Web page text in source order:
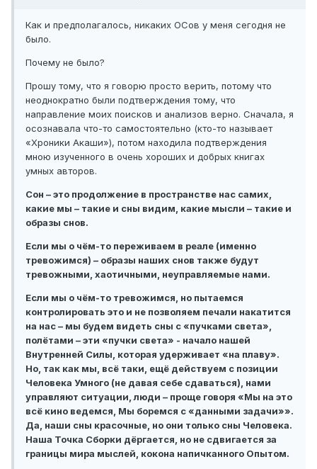
Как и предполагалось, никаких ОСов у меня сегодня не
было.
Почему не было?
Прошу тому, что я говорю просто верить, потому что
неоднократно были подтверждения тому, что
направление моих поисков и анализов верно. Сначала, я
осознавала что-то самостоятельно (кто-то называет
«Хроники Акаши»), потом находила подтверждения
мною изученного в очень хороших и добрых книгах
умных авторов.
Сон – это продолжение в пространстве нас самих,
какие мы – такие и сны видим, какие мысли – такие и
образы снов.
Если мы о чём-то переживаем в реале (именно
тревожимся) – образы наших снов также будут
тревожными, хаотичными, неуправляемые нами.
Если мы о чём-то тревожимся, но пытаемся
контролировать это и не позволяем печали накатится
на нас – мы будем видеть сны с «пучками света»,
полётами – эти «пучки света» - начало нашей
Внутренней Силы, которая удерживает «на плаву».
Но, так как мы, всё таки, ещё действуем с позиции
Человека Умного (не давая себе сдаваться), нами
управляют ситуации, люди – проще говоря «Мы на это
всё кино ведемся, Мы боремся с «данными задачи»».
Да, наши сны красочные, но они только сны Человека.
Наша Точка Сборки дёргается, но не сдвигается за
границы мира мыслей, кокона напичканного Опытом.